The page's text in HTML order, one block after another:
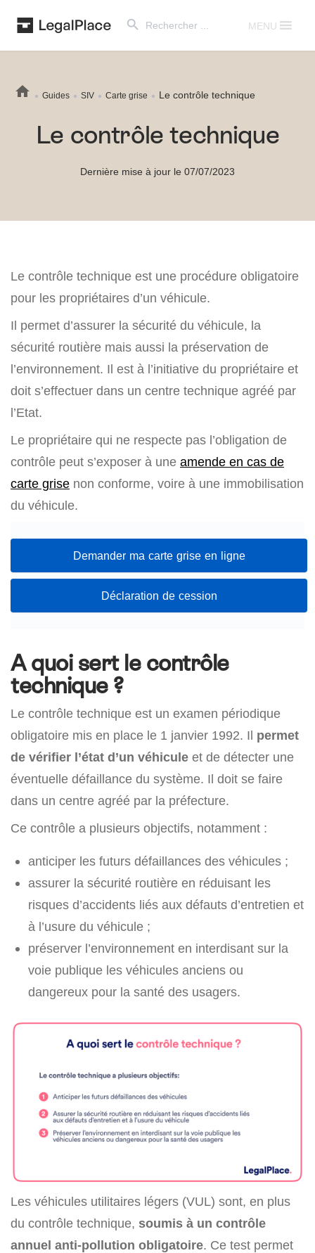
for:
MENU
Guides SIV Carte grise Le contrôle technique
Le contrôle technique
Dernière mise à jour le 07/07/2023
Le contrôle technique est une procédure obligatoire
pour les propriétaires d’un véhicule.
Il permet d’assurer la sécurité du véhicule, la
sécurité routière mais aussi la préservation de
l’environnement. Il est à l’initiative du propriétaire et
doit s’effectuer dans un centre technique agréé par
l’Etat.
Le propriétaire qui ne respecte pas l’obligation de
contrôle peut s’exposer à une amende en cas de
carte grise non conforme, voire à une immobilisation
du véhicule.
Demander ma carte grise en ligne
Déclaration de cession
A quoi sert le contrôle
technique ?
Le contrôle technique est un examen périodique
obligatoire mis en place le 1 janvier 1992. Il permet
de vérifier l’état d’un véhicule et de détecter une
éventuelle défaillance du système. Il doit se faire
dans un centre agréé par la préfecture.
Ce contrôle a plusieurs objectifs, notamment :
anticiper les futurs défaillances des véhicules ;
assurer la sécurité routière en réduisant les
risques d’accidents liés aux défauts d’entretien et
à l’usure du véhicule ;
préserver l’environnement en interdisant sur la
voie publique les véhicules anciens ou
dangereux pour la santé des usagers.
Les véhicules utilitaires légers (VUL) sont, en plus
du contrôle technique, soumis à un contrôle
annuel anti-pollution obligatoire. Ce test permet